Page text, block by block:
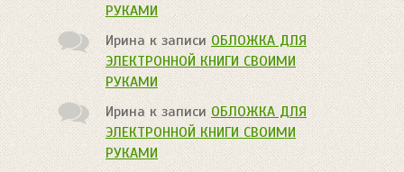
РУКАМИ
Ирина к записиОБЛОЖКА ДЛЯ
ЭЛЕКТРОННОЙ КНИГИ СВОИМИ
РУКАМИ
Ирина к записи ОБЛОЖКА ДЛЯ
ЭЛЕКТРОННОЙ КНИГИ СВОИМИ
РУКАМИ